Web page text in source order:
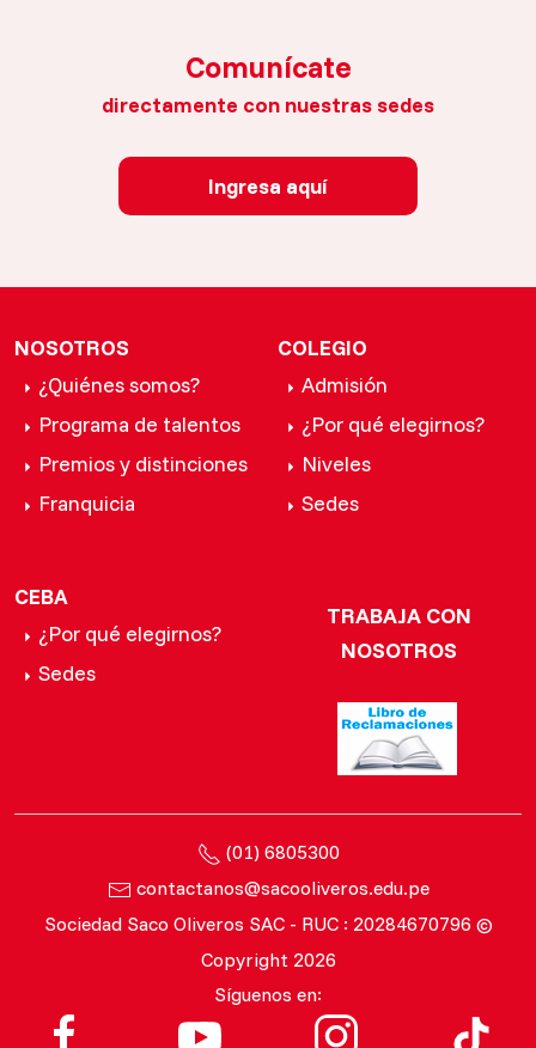
Comunícate
directamente con nuestras sedes
Ingresa aquí
NOSOTROS
¿Quiénes somos?
Programa de talentos
Premios y distinciones
Franquicia
COLEGIO
Admisión
¿Por qué elegirnos?
Niveles
Sedes
CEBA
¿Por qué elegirnos?
Sedes
TRABAJA CON
NOSOTROS
(01) 6805300
contactanos@sacooliveros.edu.pe
Sociedad Saco Oliveros SAC - RUC : 20284670796 ©
Copyright 2026
Síguenos en: